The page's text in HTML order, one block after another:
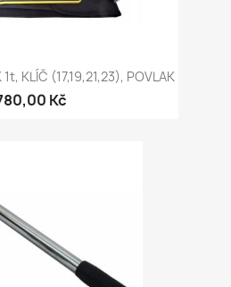
KLÍČ (17,19,21,23), POVLAK
Kč